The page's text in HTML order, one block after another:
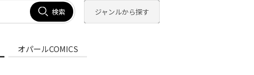
検索 ジャンルから探す
オパールCOMICS